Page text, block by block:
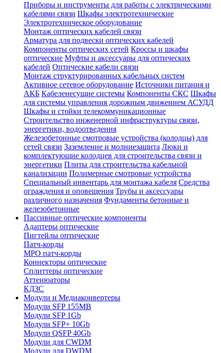
Приборы и инструменты для работы с электрическими
кабелями связи Шкафы электротехнические
Электротехническое оборудование
Монтаж оптических кабелей связи
Арматура для подвески оптических кабелей
Компоненты оптических сетей Кроссы и шкафы
оптические Муфты и аксессуары для оптических
кабелей Оптические кабели связи
Монтаж структурированных кабельных систем
Активное сетевое оборудование Источники питания и
АКБ Кабеленесущие системы Компоненты СКС Шкафы
для системы управления дорожным движением АСУДД
Шкафы и стойки телекоммуникационные
Строительство инженерной инфраструктуры связи,
энергетики, водоотведения
Железобетонные смотровые устройства (колодцы) для
сетей связи Заземление и молниезащита Люки и
комплектующие колодцев для строительства связи и
энергетики Плиты для строительства кабельной
канализации Полимерные смотровые устройства
Специальный инвентарь для монтажа кабеля Средства
ограждения и оповещения Трубы и аксессуары
различного назначения Фундаменты бетонные и
железобетонные
Пассивные оптические компоненты
Адаптеры оптические
Пигтейлы оптические
Патч-корды
MPO патч-корды
Коннекторы оптические
Сплиттеры оптические
Аттенюаторы
КДЗС
Модули и Медиаконвертеры
Модули SFP 155MB
Модули SFP 1Gb
Модули SFP+ 10Gb
Модули QSFP 40Gb
Модули для CWDM
Модули для DWDM